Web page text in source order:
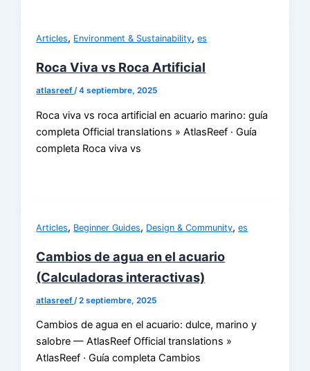
Articles, Environment & Sustainability,es
Roca Viva vs Roca Artificial
atlasreef/4 septiembre, 2025
Roca viva vs roca artificial en acuario marino: guía
completa Official translations » AtlasReef · Guía
completa Roca viva vs
Articles, Beginner Guides, Design & Community,es
Cambios de agua en el acuario
(Calculadoras interactivas)
atlasreef /2 septiembre, 2025
Cambios de agua en el acuario: dulce, marino y
salobre — AtlasReef Official translations »
AtlasReef · Guía completa Cambios